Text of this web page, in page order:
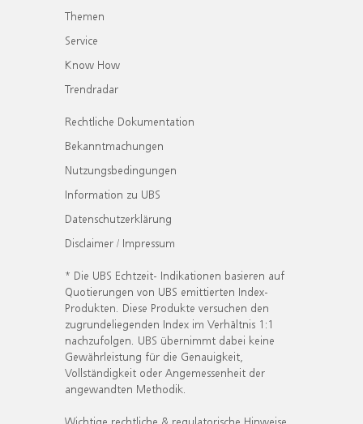
Themen
Service
Know How
Trendradar
Rechtliche Dokumentation
Bekanntmachungen
Nutzungsbedingungen
Information zu UBS
Datenschutzerklärung
Disclaimer / Impressum
* Die UBS Echtzeit- Indikationen basieren auf
Quotierungen von UBS emittierten Index-
Produkten. Diese Produkte versuchen den
zugrundeliegenden Index im Verhältnis 1:1
nachzufolgen. UBS übernimmt dabei keine
Gewährleistung für die Genauigkeit,
Vollständigkeit oder Angemessenheit der
angewandten Methodik.